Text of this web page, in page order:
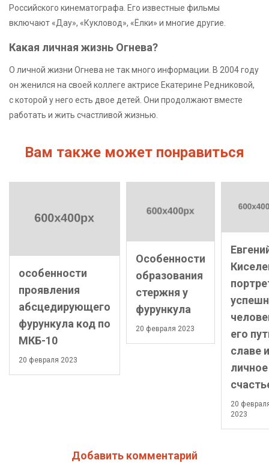
Российского кинематографа. Его известные фильмы
включают «Дау», «Кукловод», «Ёлки» и многие другие.
Какая личная жизнь Огнева?
О личной жизни Огнева не так много информации. В 2004 году
он женился на своей коллеге актрисе Екатерине Редниковой,
с которой у него есть двое детей. Они продолжают вместе
работать и жить счастливой жизнью.
Вам также может понравиться
особенности
проявления
абсцедирующего
фурункула код по
МКБ-10
20 февраля 2023
Особенности
образования
стержня у
фурункула
20 февраля 2023
его
славе и
личное
20
2023
Добавить комментарий